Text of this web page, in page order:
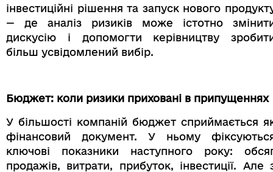
інвестиційні рішення та запуск нового
— де аналіз ризиків може істотно
дискусію і допомогти керівництву
більш усвідомлений вибір.
Бюджет: коли ризики приховані в припущеннях
У більшості компаній бюджет сприймається
фінансовий документ. У ньому
ключові показники наступного року:
продажів, витрати, прибуток, інвестиції. Але